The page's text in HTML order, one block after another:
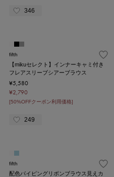
346
fifth
【mikuセレクト】インナーキャミ付き
フレアスリーブシアーブラウス
¥5,580
¥2,790
[50%OFFクーポン利用価格]
249
fifth
配色パイピングリボンブラウス見えカ